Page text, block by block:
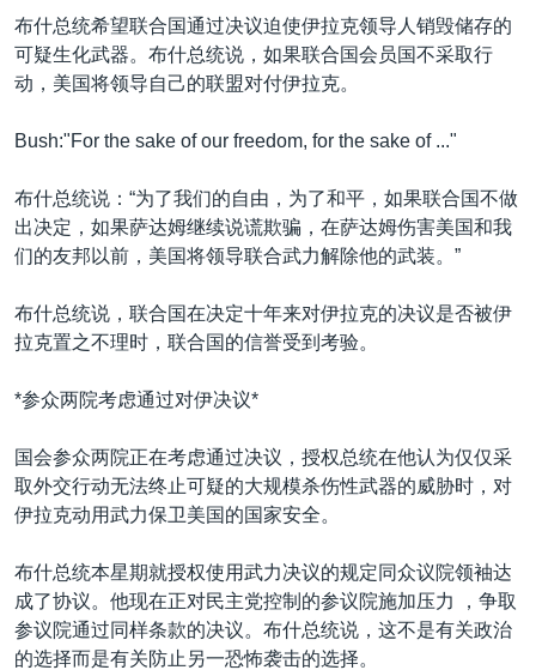
跳
转
到
索
欧洲
非洲
美洲
全球议题
人权·法律·宗教
科教·文娱·体健
军事
劳工
热点专题
白宫要闻
国会报道
美中关系
美国建国250周年
埃博拉疫情
美国之音专访
重要讲话与声明
台海两岸关系
南中国海争端
关注新疆
GEN Z 看美国
VOA视频
VOA今日焦点
中文广播
关注我们
布什总统希望联合国通过决议迫使伊拉克领导人销毁储存的
可疑生化武器。布什总统说，如果联合国会员国不采取行
动，美国将领导自己的联盟对付伊拉克。
Bush:"For the sake of our freedom, for the sake of ..."
布什总统说：“为了我们的自由，为了和平，如果联合国不做
出决定，如果萨达姆继续说谎欺骗，在萨达姆伤害美国和我
们的友邦以前，美国将领导联合武力解除他的武装。”
布什总统说，联合国在决定十年来对伊拉克的决议是否被伊
拉克置之不理时，联合国的信誉受到考验。
*参众两院考虑通过对伊决议*
国会参众两院正在考虑通过决议，授权总统在他认为仅仅采
取外交行动无法终止可疑的大规模杀伤性武器的威胁时，对
伊拉克动用武力保卫美国的国家安全。
布什总统本星期就授权使用武力决议的规定同众议院领袖达
成了协议。他现在正对民主党控制的参议院施加压力 ，争取
参议院通过同样条款的决议。布什总统说，这不是有关政治
的选择而是有关防止另一恐怖袭击的选择。